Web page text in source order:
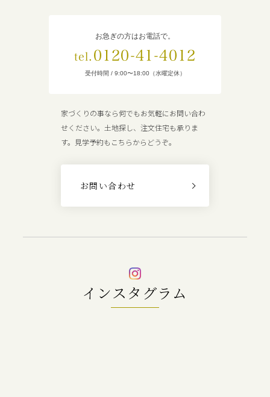
インスタグラム
お急ぎの方はお電話で。
tel. 0120-41-4012
受付時間 / 9:00〜18:00（水曜定休）
家づくりの事なら何でもお気軽にお問い合わ
せください。土地探し、注文住宅も承りま
す。見学予約もこちらからどうぞ。
お問い合わせ